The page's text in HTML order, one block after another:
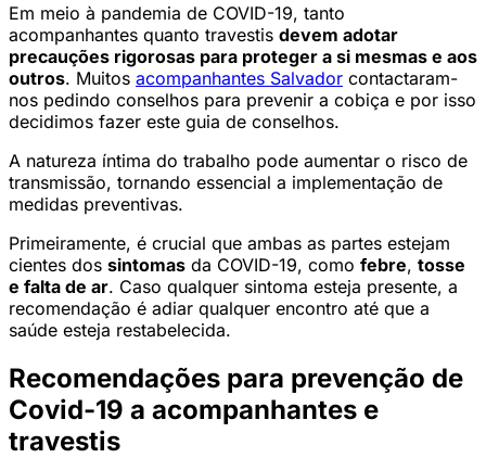
Em meio à pandemia de COVID-19, tanto
acompanhantes quanto travestis devem adotar
precauções rigorosas para proteger a si mesmas e aos
outros. Muitos acompanhantes Salvador contactaram-
nos pedindo conselhos para prevenir a cobiça e por isso
decidimos fazer este guia de conselhos.
A natureza íntima do trabalho pode aumentar o risco de
transmissão, tornando essencial a implementação de
medidas preventivas.
Primeiramente, é crucial que ambas as partes estejam
cientes dos sintomas da COVID-19, como febre, tosse
e falta de ar. Caso qualquer sintoma esteja presente, a
recomendação é adiar qualquer encontro até que a
saúde esteja restabelecida.
Recomendações para prevenção de
Covid-19 a acompanhantes e
travestis